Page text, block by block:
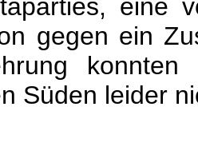
eine
gegen ein
Süden leider